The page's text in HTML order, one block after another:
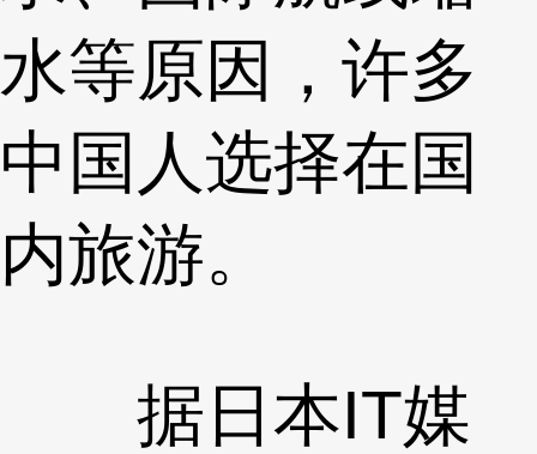
水等原因，许多
中国人选择在国
内旅游。
据日本IT媒